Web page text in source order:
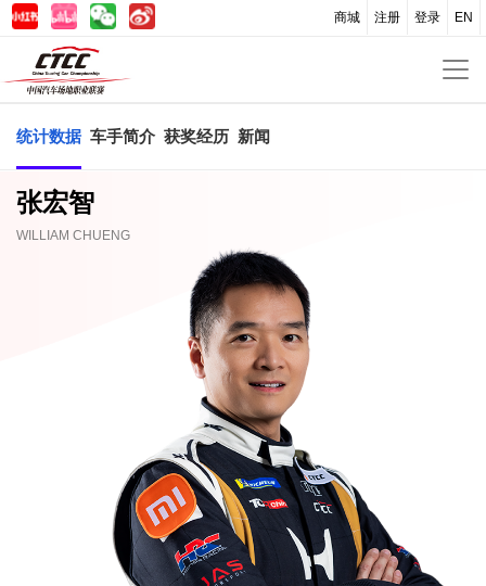
EN
登录
注册
商城
统计数据 车手简介 获奖经历 新闻
张宏智
WILLIAM CHUENG